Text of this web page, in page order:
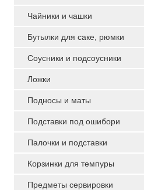
Чайники и чашки
Бутылки для саке, рюмки
Соусники и подсоусники
Ложки
Подносы и маты
Подставки под ошибори
Палочки и подставки
Корзинки для темпуры
Предметы сервировки